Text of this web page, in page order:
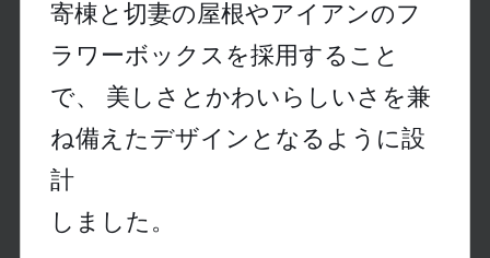
寄棟と切妻の屋根やアイアンのフ
ラワーボックスを採用すること
で、 美しさとかわいらしいさを兼
ね備えたデザインとなるように設
計
しました。